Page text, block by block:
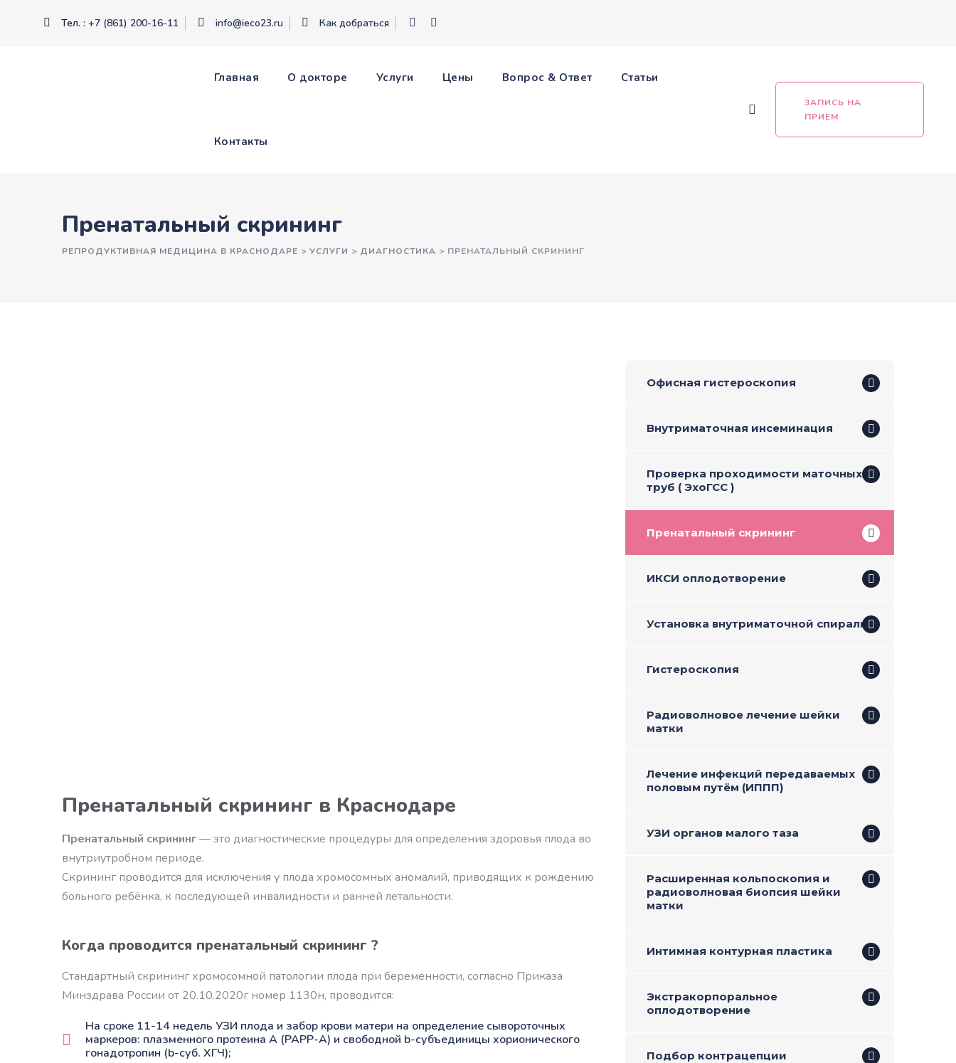
Тел. :+7 (861) 200-16-11 info@ieco23.ru Как добраться
Главная О докторе Услуги Цены Вопрос & Ответ Статьи
Контакты
ЗАПИСЬ НА
ПРИЕМ
Пренатальный скрининг
РЕПРОДУКТИВНАЯ МЕДИЦИНА В КРАСНОДАРЕ > УСЛУГИ > ДИАГНОСТИКА > ПРЕНАТАЛЬНЫЙ СКРИНИНГ
Пренатальный скрининг в Краснодаре
Пренатальный скрининг— это диагностические процедуры для определения здоровья плода во
внутриутробном периоде.
Скрининг проводится для исключения у плода хромосомных аномалий, приводящих к рождению
больного ребёнка, к последующей инвалидности и ранней летальности.
Когда проводится пренатальный скрининг ?
Стандартный скрининг хромосомной патологии плода при беременности, согласно Приказа
Минздрава России от 20.10.2020г номер 1130н, проводится:
На сроке 11-14 недель УЗИ плода и забор крови матери на определение сывороточных
маркеров: плазменного протеина А (PAPP-A) и свободной b-субъединицы хорионического
гонадотропин (b-суб. ХГЧ);
Офисная гистероскопия
Внутриматочная инсеминация
Проверка проходимости маточных
труб ( ЭхоГСС )
Пренатальный скрининг
ИКСИ оплодотворение
Установка внутриматочной спирали
Гистероскопия
Радиоволновое лечение шейки
матки
Лечение инфекций передаваемых
половым путём (ИППП)
УЗИ органов малого таза
Расширенная кольпоскопия и
радиоволновая биопсия шейки
матки
Интимная контурная пластика
Экстракорпоральное
оплодотворение
Подбор контрацепции